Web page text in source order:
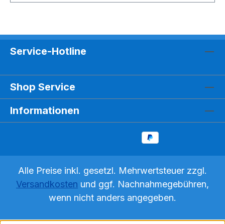
Selbstkontrolle ohne fremde Hilfe und damit
differenzierte Stillarbeit: Bestimmung des eigenen
1001.430 Aufgaben zu allen Grundrechenarten
im Zahlenraum bis 100. ab 2. Klasse (7-9 Jahre)
Service-Hotline
Shop Service
Informationen
Alle Preise inkl. gesetzl. Mehrwertsteuer zzgl.
Versandkosten und ggf. Nachnahmegebühren,
wenn nicht anders angegeben.